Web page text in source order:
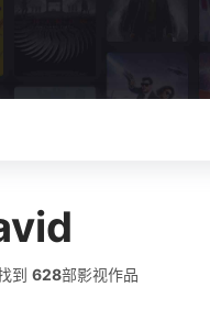
到 628部影视作品